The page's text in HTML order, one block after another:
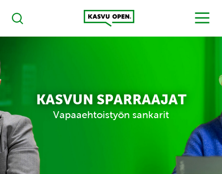
Haku
Kasvu Open
MENU
KASVUN SPARRAAJAT
Vapaaehtoistyön sankarit